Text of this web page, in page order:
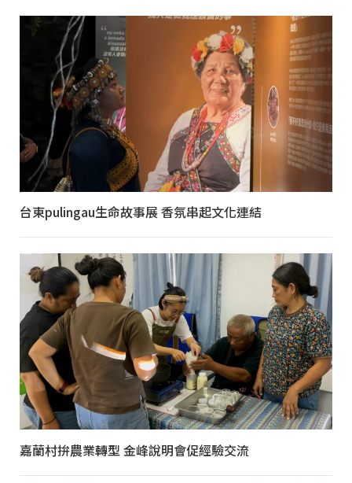
台東pulingau生命故事展 香氛串起文化連結
嘉蘭村拚農業轉型 金峰說明會促經驗交流